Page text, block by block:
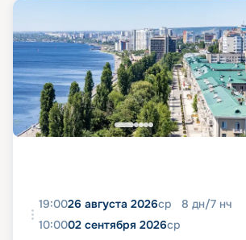
19:0026 августа 2026ср 8 дн/7 нч
10:0002 сентября 2026ср